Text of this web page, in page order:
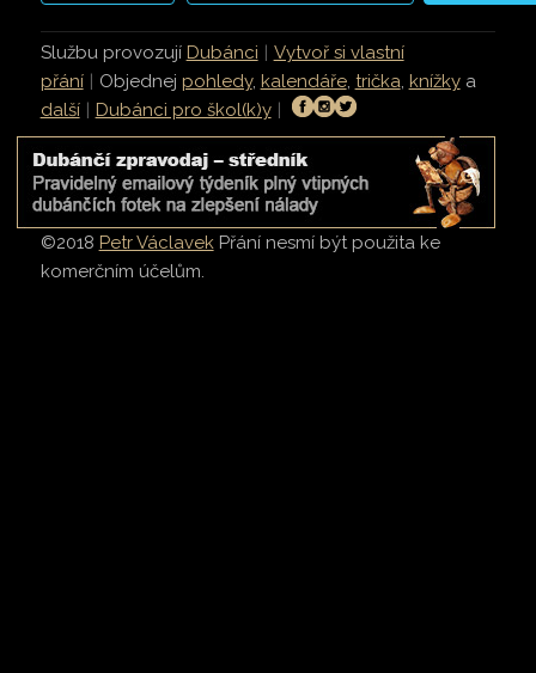
Službu provozují Dubánci | Vytvoř si vlastní
přání | Objednej pohledy, kalendáře, trička, knížkya
další | Dubánci pro škol(k)y |
©2018 Petr VáclavekPřání nesmí být použita ke
komerčním účelům.